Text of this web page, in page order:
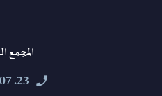
المجمع


23. 07. 24. 023